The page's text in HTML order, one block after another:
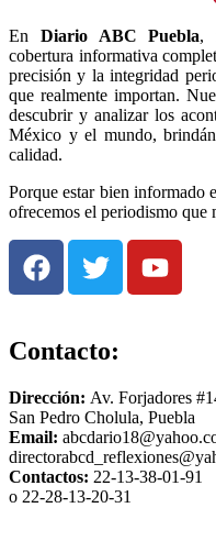
En Diario ABC Puebla,
cobertura informativa
precisión y la integridad
que realmente importan.
descubrir y analizar los
México y el mundo,
calidad.
Porque estar bien informado
ofrecemos el periodismo que
Contacto:
Dirección: Av. Forjadores
San Pedro Cholula, Puebla
Email:
Contactos: 22-13-38-01-91
o 22-28-13-20-31